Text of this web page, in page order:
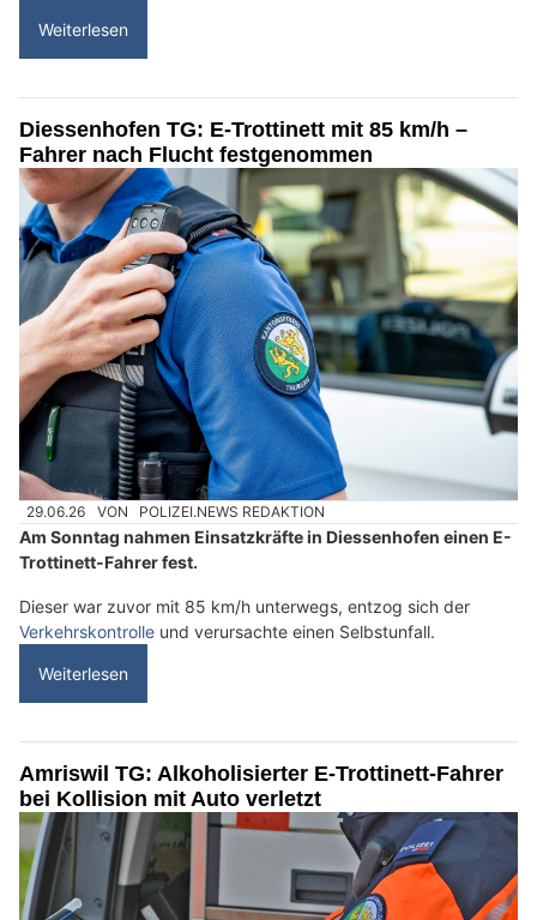
Weiterlesen
Diessenhofen TG: E-Trottinett mit 85 km/h –
Fahrer nach Flucht festgenommen
29.06.26 VON POLIZEI.NEWS REDAKTION
Am Sonntag nahmen Einsatzkräfte in Diessenhofen einen E-
Trottinett-Fahrer fest.
Dieser war zuvor mit 85 km/h unterwegs, entzog sich der
Verkehrskontrolle und verursachte einen Selbstunfall.
Weiterlesen
Amriswil TG: Alkoholisierter E-Trottinett-Fahrer
bei Kollision mit Auto verletzt